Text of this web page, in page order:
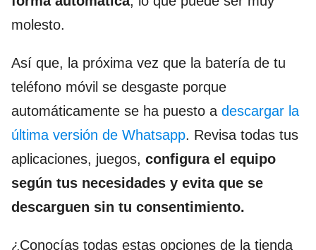
molesto.
Así que, la próxima vez que la batería de tu
teléfono móvil se desgaste porque
automáticamente se ha puesto a descargar la
última versión de Whatsapp. Revisa todas tus
aplicaciones, juegos, configura el equipo
según tus necesidades y evita que se
descarguen sin tu consentimiento.
¿Conocías todas estas opciones de la tienda